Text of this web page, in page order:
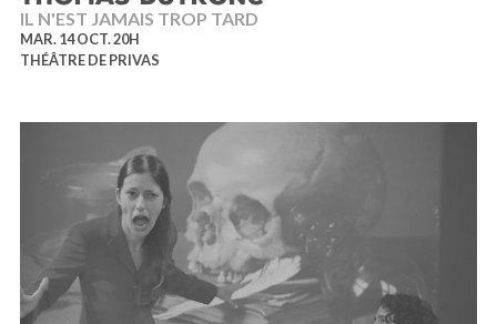
IL N'EST JAMAIS TROP TARD
MAR. 14 OCT. 20H
THÉÂTRE DE PRIVAS